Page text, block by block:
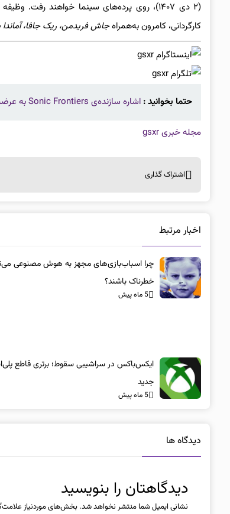
(۲ دی ۱۴۰۷)، ‌روی پرده‌های سینما خواهند رفت. وظیفه کارگردانی تمامی قسمت‌های جدید فیلم Avatar بر عهده
کارگردانی، کامرون به‌همراهجاش فریدمن، ریک جافا، آماندا
حتما بخوانید : اشاره سازنده‌ی Sonic Frontiers به عرضه‌ی محصولات بیشتر از سونیک در سال ۲۰۲۳
مجله خبری gsxr
اشتراک گذاری
اخبار مرتبط
چرا اسباب‌بازی‌های مجهز به هوش مصنوعی
خطرناک باشند؟
5 ماه پیش
ایکس‌باکس در سراشیبی سقوط؛ برتری قاطع
جدید
5 ماه پیش
دیدگاه ها
دیدگاهتان را بنویسید
نشانی ایمیل شما منتشر نخواهد شد.بخش‌های موردنیاز